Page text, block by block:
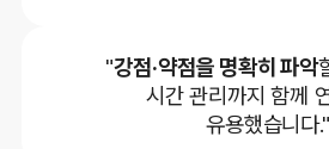
"강점·약점을 명확히 파악
시간 관리까지 함께
유용했습니다."